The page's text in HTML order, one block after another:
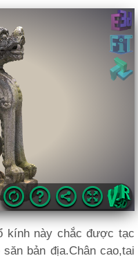
kính này chắc được tạc
bản địa.Chân cao,tai